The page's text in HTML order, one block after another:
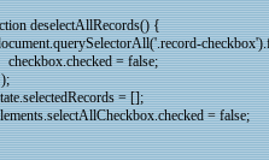
deselectAllRecords() {
= false;
= [];
= false;